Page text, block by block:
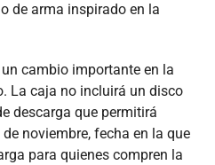
de arma inspirado en la
cambio importante en la
La caja no incluirá un disco
descarga que permitirá
noviembre, fecha en la que
para quienes compren la